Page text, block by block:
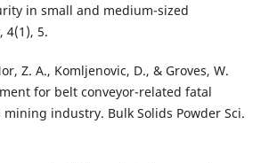
in small and medium-sized
4(1), 5.
Z. A., Komljenovic, D., & Groves, W.
for belt conveyor-related fatal
industry. Bulk Solids Powder Sci.